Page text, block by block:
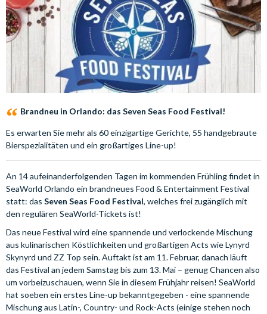
Brandneu in Orlando: das Seven Seas Food Festival!
Es erwarten Sie mehr als 60 einzigartige Gerichte, 55 handgebraute
Bierspezialitäten und ein großartiges Line-up!
An 14 aufeinanderfolgenden Tagen im kommenden Frühling findet in
SeaWorld Orlando ein brandneues Food & Entertainment Festival
statt: das Seven Seas Food Festival, welches frei zugänglich mit
den regulären SeaWorld-Tickets ist!
Das neue Festival wird eine spannende und verlockende Mischung
aus kulinarischen Köstlichkeiten und großartigen Acts wie Lynyrd
Skynyrd und ZZ Top sein. Auftakt ist am 11. Februar, danach läuft
das Festival an jedem Samstag bis zum 13. Mai – genug Chancen also
um vorbeizuschauen, wenn Sie in diesem Frühjahr reisen! SeaWorld
hat soeben ein erstes Line-up bekanntgegeben - eine spannende
Mischung aus Latin-, Country- und Rock-Acts (einige stehen noch